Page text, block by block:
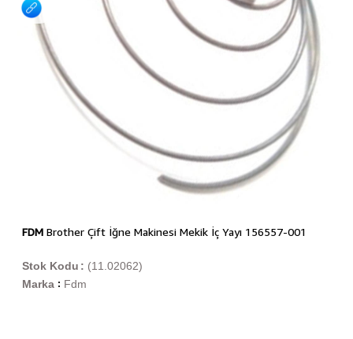
FDMBrother Çift İğne Makinesi Mekik İç Yayı 156557-001
(11.02062)
Stok Kodu
Marka : Fdm